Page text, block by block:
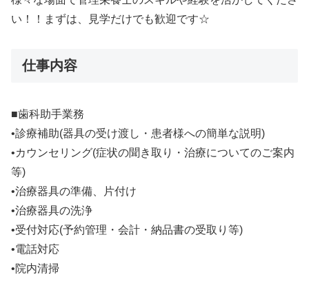
い！！まずは、見学だけでも歓迎です☆
仕事内容
■歯科助手業務
•診療補助(器具の受け渡し・患者様への簡単な説明)
•カウンセリング(症状の聞き取り・治療についてのご案内
等)
•治療器具の準備、片付け
•治療器具の洗浄
•受付対応(予約管理・会計・納品書の受取り等)
•電話対応
•院内清掃